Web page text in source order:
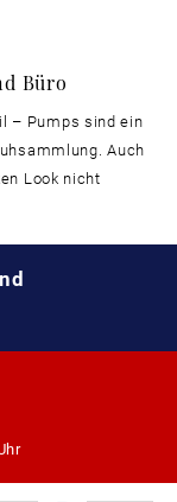
Büro
– Pumps sind ein
Auch
Look nicht